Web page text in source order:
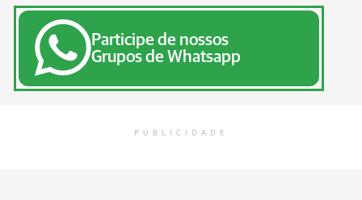
Participe de nossos
Grupos de Whatsapp
PUBLICIDADE